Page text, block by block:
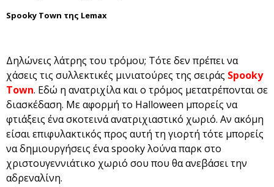
Spooky Town της Lemax
Δηλώνεις λάτρης του τρόμου; Τότε δεν πρέπει να
χάσεις τις συλλεκτικές μινιατούρες της σειράς Spooky
Town. Εδώ η ανατριχίλα και ο τρόμος μετατρέπονται σε
διασκέδαση. Με αφορμή το Halloween μπορείς να
φτιάξεις ένα σκοτεινά ανατριχιαστικό χωριό. Αν ακόμη
είσαι επιφυλακτικός προς αυτή τη γιορτή τότε μπορείς
να δημιουργήσεις ένα spooky λούνα παρκ στο
χριστουγεννιάτικο χωριό σου που θα ανεβάσει την
αδρεναλίνη.